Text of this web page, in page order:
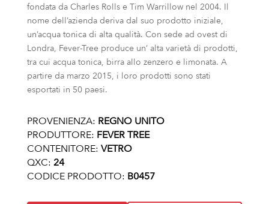
fondata da Charles Rolls e Tim Warrillow nel 2004. Il
nome dell’azienda deriva dal suo prodotto iniziale,
un’acqua tonica di alta qualità. Con sede ad ovest di
Londra, Fever-Tree produce un’ alta varietà di prodotti,
tra cui acqua tonica, birra allo zenzero e limonata. A
partire da marzo 2015, i loro prodotti sono stati
esportati in 50 paesi.
PROVENIENZA: REGNO UNITO
PRODUTTORE: FEVER TREE
CONTENITORE: VETRO
QXC: 24
CODICE PRODOTTO: B0457